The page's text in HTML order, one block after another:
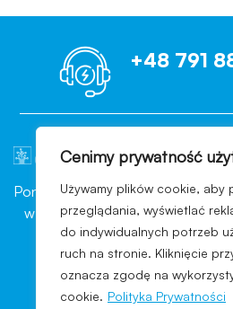
Cenimy prywatność
Używamy plików cookie, aby
przeglądania, wyświetlać
do indywidualnych potrzeb
ruch na stronie. Kliknięcie
oznacza zgodę na
cookie. Polityka Prywatności
+48 791
Ponad 10 lat doświadczenia
w branży konsultingowej
sektora przemysłu
kosmetycznego